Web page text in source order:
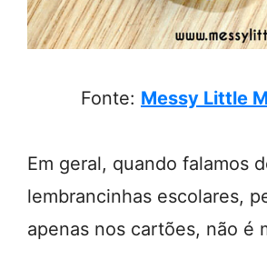
Fonte: Messy Little
Em geral, quando falamos
lembrancinhas escolares,
apenas nos cartões, não é